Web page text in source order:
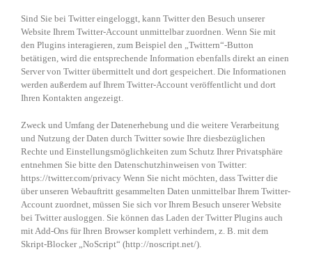
Sind Sie bei Twitter eingeloggt, kann Twitter den Besuch unserer
Website Ihrem Twitter-Account unmittelbar zuordnen. Wenn Sie mit
den Plugins interagieren, zum Beispiel den „Twittern“-Button
betätigen, wird die entsprechende Information ebenfalls direkt an einen
Server von Twitter übermittelt und dort gespeichert. Die Informationen
werden außerdem auf Ihrem Twitter-Account veröffentlicht und dort
Ihren Kontakten angezeigt.
Zweck und Umfang der Datenerhebung und die weitere Verarbeitung
und Nutzung der Daten durch Twitter sowie Ihre diesbezüglichen
Rechte und Einstellungsmöglichkeiten zum Schutz Ihrer Privatsphäre
entnehmen Sie bitte den Datenschutzhinweisen von Twitter:
https://twitter.com/privacy Wenn Sie nicht möchten, dass Twitter die
über unseren Webauftritt gesammelten Daten unmittelbar Ihrem Twitter-
Account zuordnet, müssen Sie sich vor Ihrem Besuch unserer Website
bei Twitter ausloggen. Sie können das Laden der Twitter Plugins auch
mit Add-Ons für Ihren Browser komplett verhindern, z. B. mit dem
Skript-Blocker „NoScript“ (http://noscript.net/).